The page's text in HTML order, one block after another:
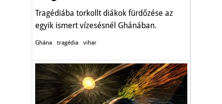
Tragédiába torkollt diákok fürdőzése az
egyik ismert vízesésnél Ghánában.
Ghána tragédia vihar